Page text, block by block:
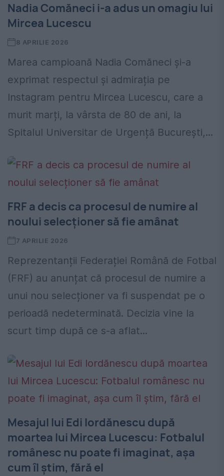
Nadia Comăneci i-a adus un omagiu lui
Mircea Lucescu
8 APRILIE 2026
Marea campioană Nadia Comăneci și-a
exprimat respectul și admirația pe
Instagram pentru Mircea Lucescu, care a
murit marți, la vârsta de 80 de ani, la
Spitalul Universitar de Urgență București,...
FRF a decis ca procesul de numire al
noului selecționer să fie amânat
7 APRILIE 2026
Reprezentanții Federației Română de Fotbal
(FRF) au anunțat că procesul de numire a
unui nou selecționer va fi suspendat pe o
perioadă nedeterminată. Decizia vine la
scurt timp după ce s-a aflat...
Mesajul lui Edi Iordănescu după
moartea lui Mircea Lucescu: Fotbalul
românesc nu poate fi imaginat, așa
cum îl știm, fără el